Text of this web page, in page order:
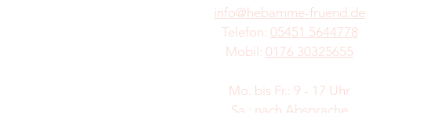
info@hebamme-fruend.de
Telefon: 05451 5644778
Mobil: 0176 30325655
Mo. bis Fr.: 9 - 17 Uhr
​​Sa.: nach Absprache